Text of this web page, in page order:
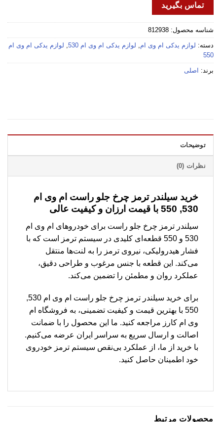
تماس بگیرید
شناسه محصول: 812938
دسته: لوازم یدکی ام وی ام, لوازم یدکی ام وی ام 530 , لوازم یدکی ام وی ام
550
برند: اصلی
توضیحات
نظرات (0)
خرید سیلندر ترمز چرخ جلو راست ام وی ام
530, 550 با قیمت ارزان و کیفیت عالی
سیلندر ترمز چرخ جلو راست برای خودروهای ام وی ام
530 و 550 قطعه‌ای کلیدی در سیستم ترمز است که با
فشار هیدرولیکی، نیروی ترمز را به لنت‌ها منتقل
می‌کند. این قطعه با جنس مرغوب و طراحی دقیق،
عملکرد روان و مطمئن را تضمین می‌کند.
برای خرید سیلندر ترمز چرخ جلو راست ام وی ام 530,
550 با بهترین قیمت و کیفیت تضمینی، به فروشگاه ام
وی ام کارز مراجعه کنید. ما این محصول را با ضمانت
اصالت و ارسال سریع به سراسر ایران عرضه می‌کنیم.
با خرید از ما، از عملکرد بی‌نقص سیستم ترمز خودروی
خود اطمینان حاصل کنید.
محصولات مرتبط